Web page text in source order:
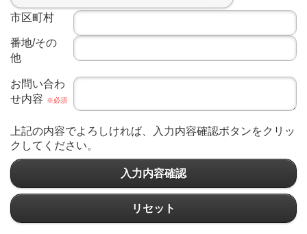
市区町村
番地/その
他
お問い合わ
せ内容
※必須
上記の内容でよろしければ、入力内容確認ボタンをクリッ
クしてください。
入力内容確認
リセット